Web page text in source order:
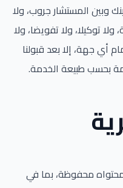
وبين المستشار جروب، ولا
توكيلا، ولا تفويضا، ولا
أي جهة، إلا بعد قبولنا
بحسب طبيعة الخدمة.
محفوظة، بما في